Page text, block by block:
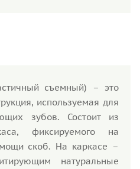
съемный) – это
используемая для
зубов. Состоит из
фиксируемого на
скоб. На каркасе –
натуральные